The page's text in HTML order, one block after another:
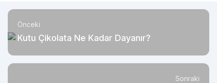
Önceki
Kutu Çikolata Ne Kadar Dayanır?
Sonraki